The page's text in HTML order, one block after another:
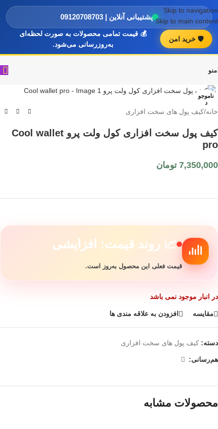
پشتیبانی آنلاین | 09120708703
💰 قیمت تمامی محصولات به صورت لحظه‌ای
به‌روزرسانی می‌شود.
🛡️ خرید امن
Skip to navigation
Skip to main content
منو
ناموجو
د
خانه/کیف پول های سخت افزاری
کیف پول سخت افزاری کول ولت پرو Cool wallet
pro
7,350,000 تومان
📈 روند قیمت: افزایشی
قیمت فعلی این محصول به‌روز است.
در انبار موجود نمی باشد
مقایسه افزودن به علاقه مندی ها
دسته: کیف پول های سخت افزاری
هم‌رسانی:
محصولات مشابه